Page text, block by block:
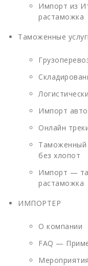
Импорт из
растаможка
Таможенные
Импорт
Онлайн
Таможенный
без хлопот
Импорт —
растаможка
ИМПОРТЕР
О компании
FAQ —